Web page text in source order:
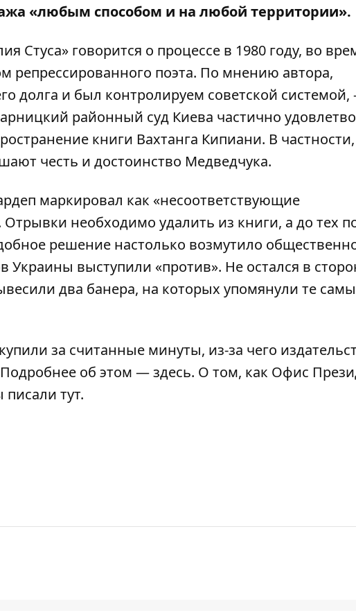
«любым способом и на любой территории».
Стуса» говорится о процессе в 1980 году, во
репрессированного поэта. По мнению автора,
долга и был контролируем советской
районный суд Киева частично
книги Вахтанга Кипиани. В
честь и достоинство Медведчука.
маркировал как «несоответствующие
Отрывки необходимо удалить из книги, а до тех
решение настолько возмутило
Украины выступили «против». Не остался в
два банера, на которых упомянули те
за считанные минуты, из-за чего
об этом —здесь. О том, как Офис
писали тут.